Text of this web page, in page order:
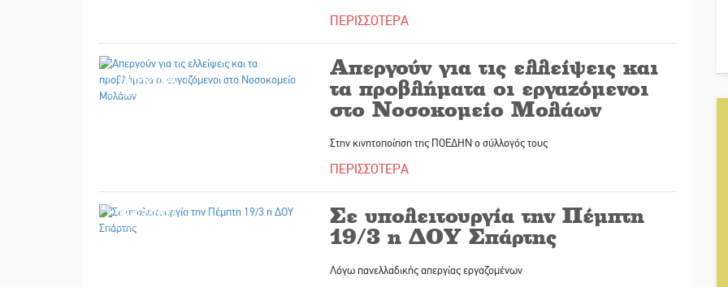
ΠΕΡΙΣΣΟΤΕΡΑ
18/03/2026
Απεργούν για τις ελλείψεις και
τα προβλήματα οι εργαζόμενοι
στο Νοσοκομείο Μολάων
Στην κινητοποίηση της ΠΟΕΔΗΝ ο σύλλογός τους
ΠΕΡΙΣΣΟΤΕΡΑ
18/03/2026
Σε υπολειτουργία την Πέμπτη
19/3 η ΔΟΥ Σπάρτης
Λόγω πανελλαδικής απεργίας εργαζομένων